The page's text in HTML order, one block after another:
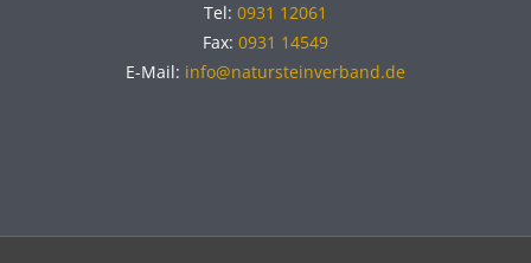
Tel: 0931 12061
Fax: 0931 14549
E-Mail: info@natursteinverband.de